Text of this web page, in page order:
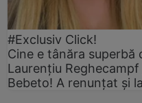
#Exclusiv Click!
Cine e tânăra superbă
Laurențiu
Bebeto! A renunțat și